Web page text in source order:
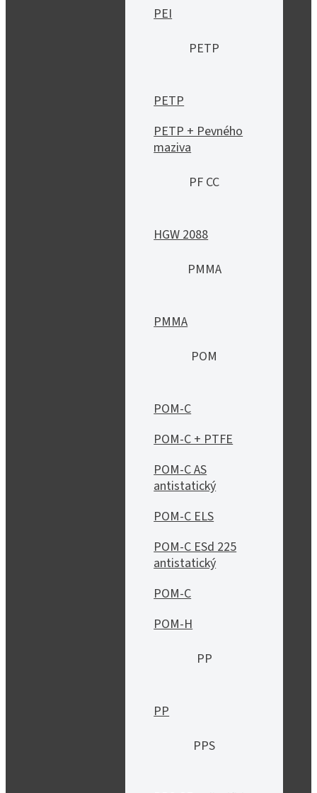
PEI
PETP
PETP
PETP + Pevného
maziva
PF CC
HGW 2088
PMMA
PMMA
POM
POM-C
POM-C + PTFE
POM-C AS
antistatický
POM-C ELS
POM-C ESd 225
antistatický
POM-C
POM-H
PP
PP
PPS